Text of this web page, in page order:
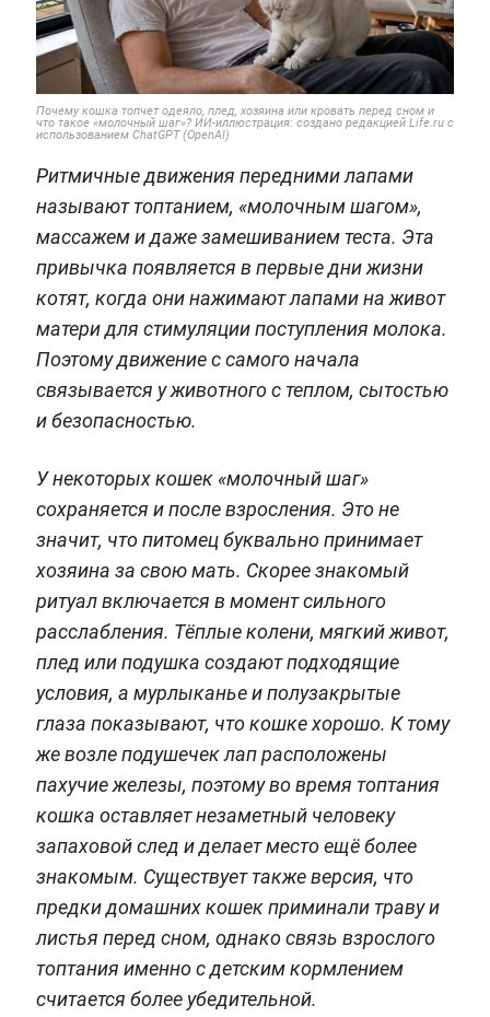
Почему кошка топчет одеяло, плед, хозяина или кровать перед сном и
что такое «молочный шаг»? ИИ-иллюстрация: создано редакцией Life.ru с
использованием ChatGPT (OpenAI)
Ритмичные движения передними лапами
называют топтанием, «молочным шагом»,
массажем и даже замешиванием теста. Эта
привычка появляется в первые дни жизни
котят, когда они нажимают лапами на живот
матери для стимуляции поступления молока.
Поэтому движение с самого начала
связывается у животного с теплом, сытостью
и безопасностью.
У некоторых кошек «молочный шаг»
сохраняется и после взросления. Это не
значит, что питомец буквально принимает
хозяина за свою мать. Скорее знакомый
ритуал включается в момент сильного
расслабления. Тёплые колени, мягкий живот,
плед или подушка создают подходящие
условия, а мурлыканье и полузакрытые
глаза показывают, что кошке хорошо. К тому
же возле подушечек лап расположены
пахучие железы, поэтому во время топтания
кошка оставляет незаметный человеку
запаховой след и делает место ещё более
знакомым. Существует также версия, что
предки домашних кошек приминали траву и
листья перед сном, однако связь взрослого
топтания именно с детским кормлением
считается более убедительной.